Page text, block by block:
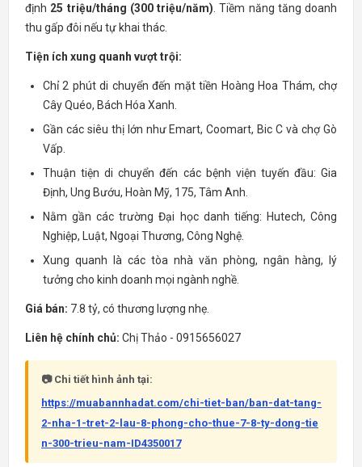
định 25 triệu/tháng (300 triệu/năm) . Tiềm năng tăng doanh
thu gấp đôi nếu tự khai thác.
Tiện ích xung quanh vượt trội:
Chỉ 2 phút di chuyển đến mặt tiền Hoàng Hoa Thám, chợ
Cây Quéo, Bách Hóa Xanh.
Gần các siêu thị lớn như Emart, Coomart, Bic C và chợ Gò
Vấp.
Thuận tiện di chuyển đến các bệnh viện tuyến đầu: Gia
Định, Ung Bướu, Hoàn Mỹ, 175, Tâm Anh.
Nằm gần các trường Đại học danh tiếng: Hutech, Công
Nghiệp, Luật, Ngoại Thương, Công Nghệ.
Xung quanh là các tòa nhà văn phòng, ngân hàng, lý
tưởng cho kinh doanh mọi ngành nghề.
Giá bán: 7.8 tỷ, có thương lượng nhẹ.
Liên hệ chính chủ: Chị Thảo - 0915656027
📷 Chi tiết hình ảnh tại:
https://muabannhadat.com/chi-tiet-ban/ban-dat-tang-
2-nha-1-tret-2-lau-8-phong-cho-thue-7-8-ty-dong-tie
n-300-trieu-nam-ID4350017